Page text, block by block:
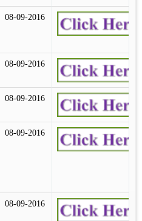
08-09-2016
08-09-2016
08-09-2016
08-09-2016
08-09-2016